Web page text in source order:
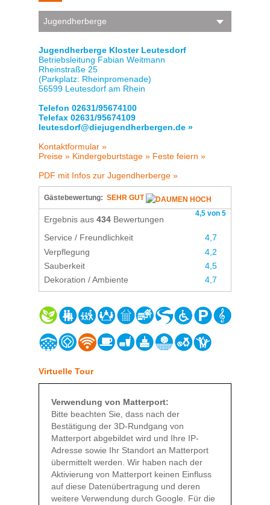
Jugendherberge
Jugendherberge Kloster Leutesdorf
Betriebsleitung Fabian Weitmann
Rheinstraße 25
(Parkplatz: Rheinpromenade)
56599 Leutesdorf am Rhein
Telefon 02631/95674100
Telefax 02631/95674109
leutesdorf@diejugendherbergen.de »
Kontaktformular »
Preise » Kindergeburtstage » Feste feiern »
PDF mit Infos zur Jugendherberge »
Gästebewertung: SEHR GUT
4,5 von 5
Ergebnis aus 434 Bewertungen
Service / Freundlichkeit
4,7
Verpflegung
4,2
Sauberkeit
4,5
Dekoration / Ambiente
4,7
Virtuelle Tour
Verwendung von Matterport:
Bitte beachten Sie, dass nach der
Bestätigung der 3D-Rundgang von
Matterport abgebildet wird und Ihre IP-
Adresse sowie Ihr Standort an Matterport
übermittelt werden. Wir haben nach der
Aktivierung von Matterport keinen Einfluss
auf diese Datenübertragung und deren
weitere Verwendung durch Google. Für die